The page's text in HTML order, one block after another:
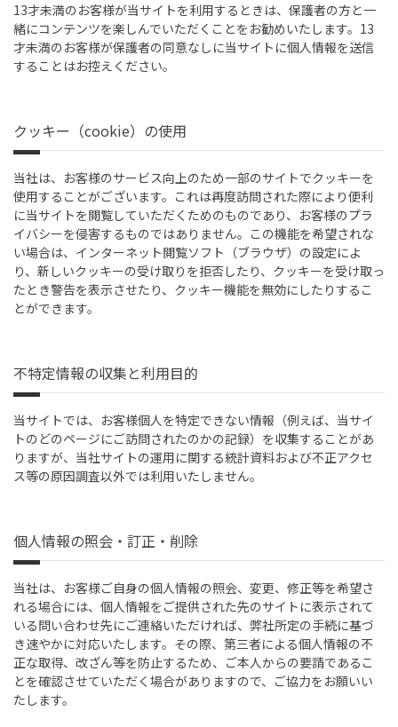
13才未満のお客様が当サイトを利用するときは、保護者の方と一
緒にコンテンツを楽しんでいただくことをお勧めいたします。13
才未満のお客様が保護者の同意なしに当サイトに個人情報を送信
することはお控えください。
クッキー（cookie）の使用
当社は、お客様のサービス向上のため一部のサイトでクッキーを
使用することがございます。これは再度訪問された際により便利
に当サイトを閲覧していただくためのものであり、お客様のプラ
イバシーを侵害するものではありません。この機能を希望されな
い場合は、インターネット閲覧ソフト（ブラウザ）の設定によ
り、新しいクッキーの受け取りを拒否したり、クッキーを受け取っ
たとき警告を表示させたり、クッキー機能を無効にしたりするこ
とができます。
不特定情報の収集と利用目的
当サイトでは、お客様個人を特定できない情報（例えば、当サイ
トのどのページにご訪問されたのかの記録）を収集することがあ
りますが、当社サイトの運用に関する統計資料および不正アクセ
ス等の原因調査以外では利用いたしません。
個人情報の照会・訂正・削除
当社は、お客様ご自身の個人情報の照会、変更、修正等を希望さ
れる場合には、個人情報をご提供された先のサイトに表示されて
いる問い合わせ先にご連絡いただければ、弊社所定の手続に基づ
き速やかに対応いたします。その際、第三者による個人情報の不
正な取得、改ざん等を防止するため、ご本人からの要請であるこ
とを確認させていただく場合がありますので、ご協力をお願いい
たします。